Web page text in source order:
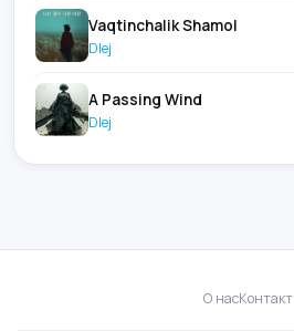
Vaqtinchalik Shamol
Dlej
A Passing Wind
Dlej
О насКонтакт